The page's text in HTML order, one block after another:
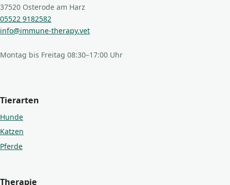
37520 Osterode am Harz
05522 9182582
info@immune-therapy.vet
Montag bis Freitag 08:30–17:00 Uhr
Tierarten
Hunde
Katzen
Pferde
Therapie